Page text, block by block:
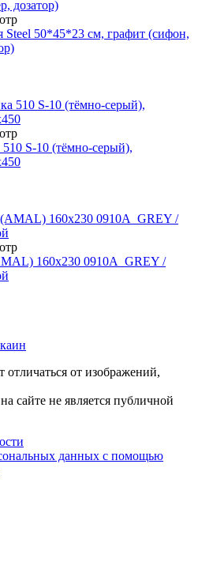
Steel 50*45*23 см, графит (сифон,
S-10 (тёмно-серый),
160х230 0910A_GREY /
от изображений,
сайте не является публичной
данных с помощью